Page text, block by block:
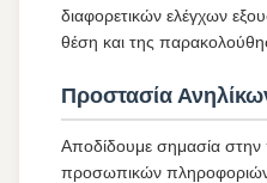
διαφορετικών ελέγχων
θέση και της
Προστασία
Αποδίδουμε σημασία
προσωπικών πληροφοριών